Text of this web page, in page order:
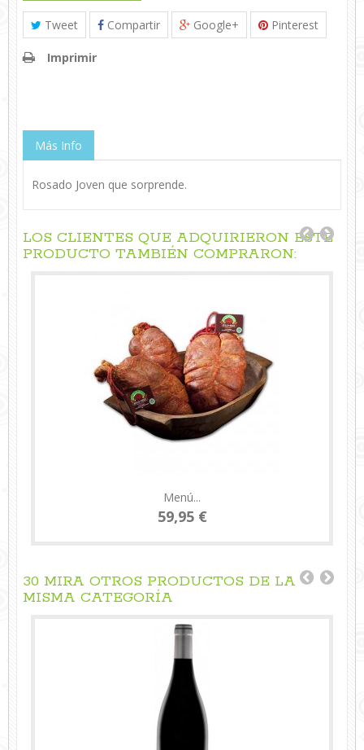
Tweet Compartir Google+ Pinterest
Imprimir
Más Info
Rosado Joven que sorprende.
LOS CLIENTES QUE ADQUIRIERON ESTE
PRODUCTO TAMBIÉN COMPRARON:
Menú...
59,95 €
30 MIRA OTROS PRODUCTOS DE LA
MISMA CATEGORÍA